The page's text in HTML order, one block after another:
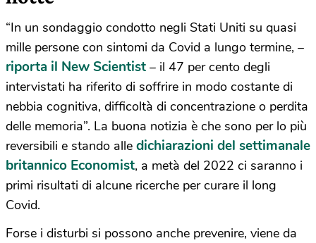
“In un sondaggio condotto negli Stati Uniti su quasi
mille persone con sintomi da Covid a lungo termine, –
riporta il New Scientist – il 47 per cento degli
intervistati ha riferito di soffrire in modo costante di
nebbia cognitiva, difficoltà di concentrazione o perdita
delle memoria”. La buona notizia è che sono per lo più
reversibili e stando alle dichiarazioni del settimanale
britannico Economist, a metà del 2022 ci saranno i
primi risultati di alcune ricerche per curare il long
Covid.
Forse i disturbi si possono anche prevenire, viene da